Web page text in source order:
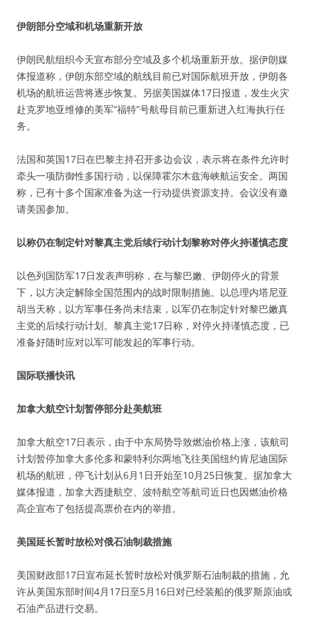
伊朗部分空域和机场重新开放
伊朗民航组织今天宣布部分空域及多个机场重新开放。据伊朗媒
体报道称，伊朗东部空域的航线目前已对国际航班开放，伊朗各
机场的航班运营将逐步恢复。另据美国媒体17日报道，发生火灾
赴克罗地亚维修的美军“福特”号航母目前已重新进入红海执行任
务。
法国和英国17日在巴黎主持召开多边会议，表示将在条件允许时
牵头一项防御性多国行动，以保障霍尔木兹海峡航运安全。两国
称，已有十多个国家准备为这一行动提供资源支持。会议没有邀
请美国参加。
以称仍在制定针对黎真主党后续行动计划黎称对停火持谨慎态度
以色列国防军17日发表声明称，在与黎巴嫩、伊朗停火的背景
下，以方决定解除全国范围内的战时限制措施。以总理内塔尼亚
胡当天称，以方军事任务尚未结束，以军仍在制定针对黎巴嫩真
主党的后续行动计划。黎真主党17日称，对停火持谨慎态度，已
准备好随时应对以军可能发起的军事行动。
国际联播快讯
加拿大航空计划暂停部分赴美航班
加拿大航空17日表示，由于中东局势导致燃油价格上涨，该航司
计划暂停加拿大多伦多和蒙特利尔两地飞往美国纽约肯尼迪国际
机场的航班，停飞计划从6月1日开始至10月25日恢复。据加拿大
媒体报道，加拿大西捷航空、波特航空等航司近日也因燃油价格
高企宣布了包括提高票价在内的举措。
美国延长暂时放松对俄石油制裁措施
美国财政部17日宣布延长暂时放松对俄罗斯石油制裁的措施，允
许从美国东部时间4月17日至5月16日对已经装船的俄罗斯原油或
石油产品进行交易。